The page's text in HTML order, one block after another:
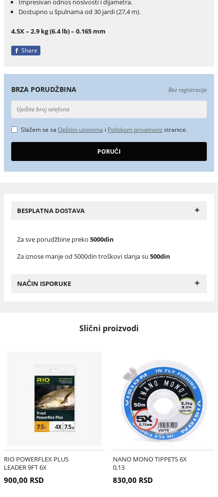
Dostupno u špulnama od 30 jardi (27,4 m).
4.5X – 2.9 kg (6.4 lb) – 0.165 mm
Share
BRZA PORUDŽBINA Bez registracije
Slažem se sa Opštim uslovima i Politikom privatnosti stranice.
BESPLATNA DOSTAVA +
Za sve porudžbine preko 5000din
Za iznose manje od 5000din troškovi slanja su 500din
NAČIN ISPORUKE +
Slični proizvodi
RIO POWERFLEX PLUS
LEADER 9FT 6X
900,00 RSD
NANO MONO TIPPETS 6X
0,13
830,00 RSD